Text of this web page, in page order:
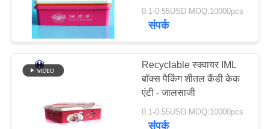
पैकेजिंग
0.1-0.55USD MOQ:10000pcs
संपर्क
Recyclable स्क्वायर IML
बॉक्स पैकिंग शीतल कैंडी केक
एंटी - जालसाजी
0.1-0.55USD MOQ:10000pcs
संपर्क